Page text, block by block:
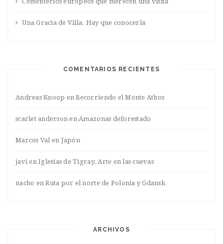
Una Gracia de Villa. Hay que conocerla
COMENTARIOS RECIENTES
Andreas Knoop enRecorriendo el Monte Athos
scarlet anderson enAmazonas deforestado
Marcos Valen Japón
javienIglesias de Tigray. Arte en las cuevas
nacho enRuta por el norte de Polonia y Gdansk
ARCHIVOS